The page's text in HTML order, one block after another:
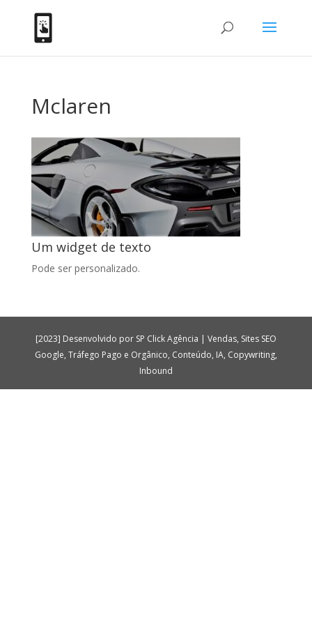
Mclaren
Um widget de texto
Pode ser personalizado.
[2023] Desenvolvido por SP Click Agência | Vendas, Sites SEO
Google, Tráfego Pago e Orgânico, Conteúdo, IA, Copywriting,
Inbound